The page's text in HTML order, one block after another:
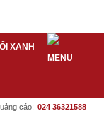
XANH
cáo: 024 36321588